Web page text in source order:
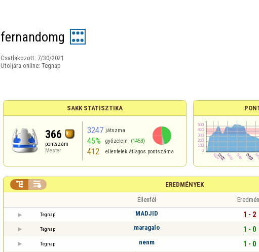
fernandomg
Csatlakozott: 7/30/2021
Utoljára online: Tegnap
SAKK STATISZTIKA
366
pontszám
Mester
3247 játszma
45% győzelem (1453)
412 ellenfelek átlagos pontszáma
EREDMÉNYEK
 
Ellenfél
Tegnap MADJID 1 - 2
Tegnap maragalo 1 - 0
Tegnap nenm 1 - 0